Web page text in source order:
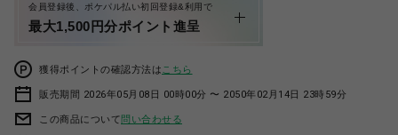
会員登録後、ポケパル払い初回登録&利用で
最大1,500円分ポイント進呈
獲得ポイントの確認方法は こちら
販売期間 2026年05月08日 00時00分 〜 2050年02月14日 23時59分
この商品について問い合わせる